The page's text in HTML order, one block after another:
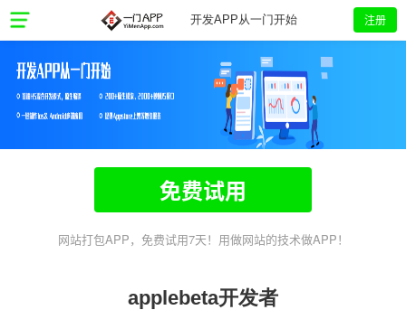
开发APP从一门开始 注册
免费试用
网站打包APP，免费试用7天！用做网站的技术做APP！
applebeta开发者